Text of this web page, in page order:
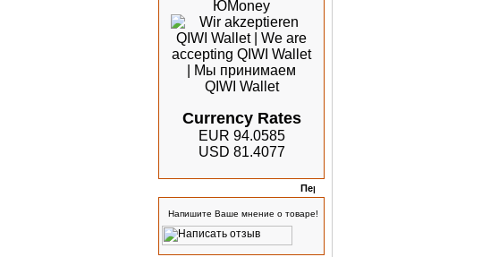
Currency Rates
EUR 94.0585
USD 81.4077
Напишите Ваше мнение о товаре!